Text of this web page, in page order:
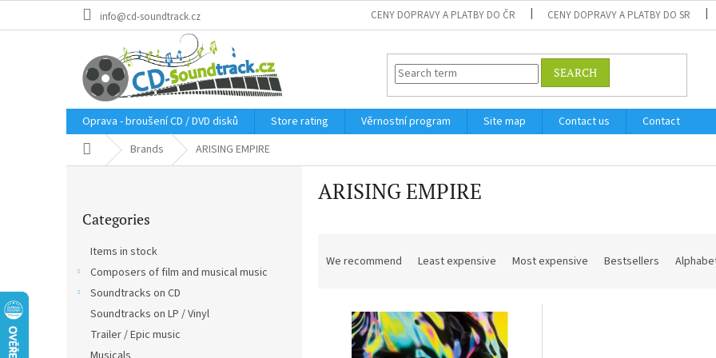
info@cd-soundtrack.cz CENY DOPRAVY A PLATBY DO ČR CENY DOPRAVY A PLATBY DO SR
SEARCH
Oprava - broušení CD / DVD disků Store rating Věrnostní program Site map Contact us
Contact
Home Brands ARISING EMPIRE
categories
Categories
Items in stock
Composers of film and musical music
Soundtracks on CD
Soundtracks on LP / Vinyl
Trailer / Epic music
ARISING EMPIRE
We recommend Least expensive Most expensive Bestsellers